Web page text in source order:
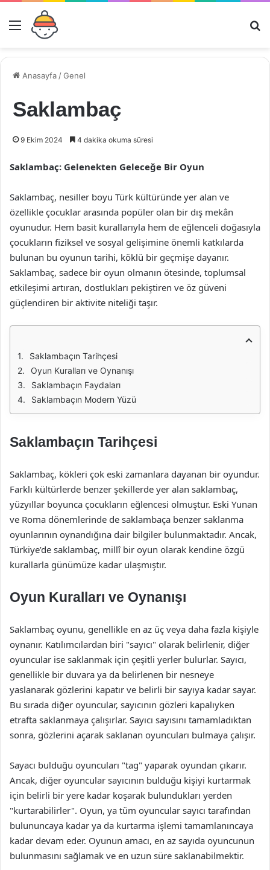
Menü
Anasayfa /Genel
Saklambaç
9 Ekim 2024 4 dakika okuma süresi
Saklambaç: Gelenekten Geleceğe Bir Oyun
Saklambaç, nesiller boyu Türk kültüründe yer alan ve
özellikle çocuklar arasında popüler olan bir dış mekân
oyunudur. Hem basit kurallarıyla hem de eğlenceli doğasıyla
çocukların fiziksel ve sosyal gelişimine önemli katkılarda
bulunan bu oyunun tarihi, köklü bir geçmişe dayanır.
Saklambaç, sadece bir oyun olmanın ötesinde, toplumsal
etkileşimi artıran, dostlukları pekiştiren ve öz güveni
güçlendiren bir aktivite niteliği taşır.
Saklambaçın Tarihçesi
Oyun Kuralları ve Oynanışı
Saklambaçın Faydaları
Saklambaçın Modern Yüzü
Saklambaçın Tarihçesi
Saklambaç, kökleri çok eski zamanlara dayanan bir oyundur.
Farklı kültürlerde benzer şekillerde yer alan saklambaç,
yüzyıllar boyunca çocukların eğlencesi olmuştur. Eski Yunan
ve Roma dönemlerinde de saklambaça benzer saklanma
oyunlarının oynandığına dair bilgiler bulunmaktadır. Ancak,
Türkiye’de saklambaç, millî bir oyun olarak kendine özgü
kurallarla günümüze kadar ulaşmıştır.
Oyun Kuralları ve Oynanışı
Saklambaç oyunu, genellikle en az üç veya daha fazla kişiyle
oynanır. Katılımcılardan biri "sayıcı" olarak belirlenir, diğer
oyuncular ise saklanmak için çeşitli yerler bulurlar. Sayıcı,
genellikle bir duvara ya da belirlenen bir nesneye
yaslanarak gözlerini kapatır ve belirli bir sayıya kadar sayar.
Bu sırada diğer oyuncular, sayıcının gözleri kapalıyken
etrafta saklanmaya çalışırlar. Sayıcı sayısını tamamladıktan
sonra, gözlerini açarak saklanan oyuncuları bulmaya çalışır.
Sayacı bulduğu oyuncuları "tag" yaparak oyundan çıkarır.
Ancak, diğer oyuncular sayıcının bulduğu kişiyi kurtarmak
için belirli bir yere kadar koşarak bulundukları yerden
"kurtarabilirler". Oyun, ya tüm oyuncular sayıcı tarafından
bulununcaya kadar ya da kurtarma işlemi tamamlanıncaya
kadar devam eder. Oyunun amacı, en az sayıda oyuncunun
bulunmasını sağlamak ve en uzun süre saklanabilmektir.